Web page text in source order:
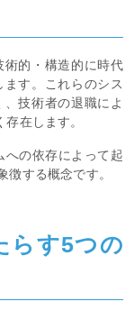
術的・構造的に時代
す。これらのシス
技術者の退職によ
在します。
への依存によって起
する概念です。
らす5つの